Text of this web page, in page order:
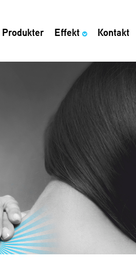
Produkter Effekt Kontakt